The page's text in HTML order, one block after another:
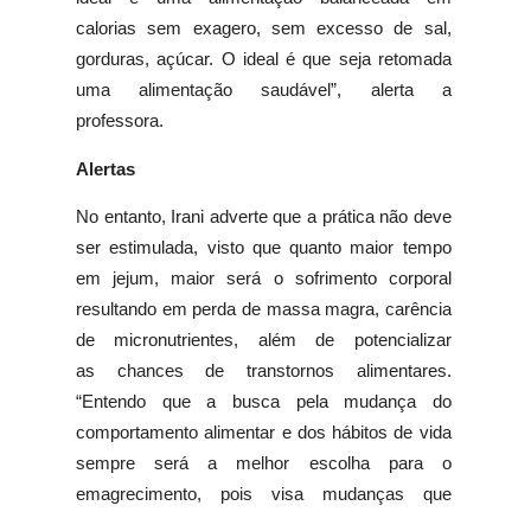
calorias sem exagero, sem excesso de sal,
gorduras, açúcar. O ideal é que seja retomada
uma alimentação saudável”, alerta a
professora.
Alertas
No entanto, Irani adverte que a prática não deve
ser estimulada, visto que quanto maior tempo
em jejum, maior será o sofrimento corporal
resultando em perda de massa magra, carência
de micronutrientes, além de potencializar
as chances de transtornos alimentares.
“Entendo que a busca pela mudança do
comportamento alimentar e dos hábitos de vida
sempre será a melhor escolha para o
emagrecimento, pois visa mudanças que